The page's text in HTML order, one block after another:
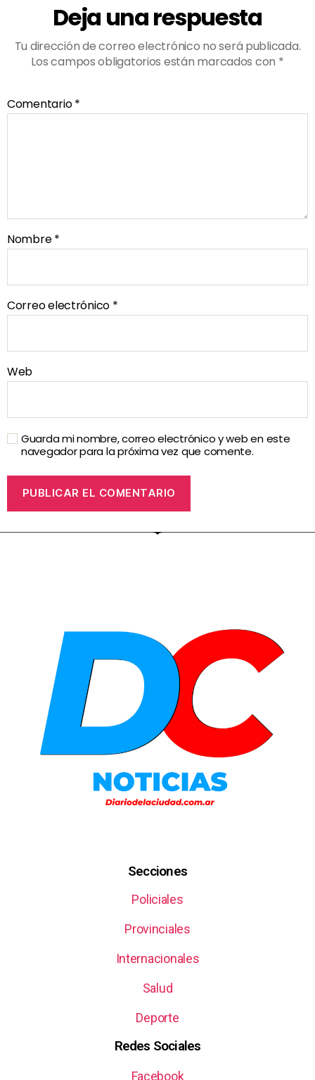
Deja una respuesta
Tu dirección de correo electrónico no será publicada.
Los campos obligatorios están marcados con *
Comentario*
Nombre*
Correo electrónico *
Web
Guarda mi nombre, correo electrónico y web en este
navegador para la próxima vez que comente.
Secciones
Policiales
Provinciales
Internacionales
Salud
Deporte
Redes Sociales
Facebook